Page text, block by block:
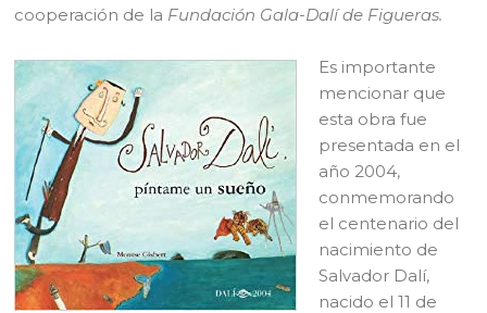
cooperación de la Fundación Gala-Dalí de Figueras.
Es importante
mencionar que
esta obra fue
presentada en el
año 2004,
conmemorando
el centenario del
nacimiento de
Salvador Dalí,
nacido el 11 de